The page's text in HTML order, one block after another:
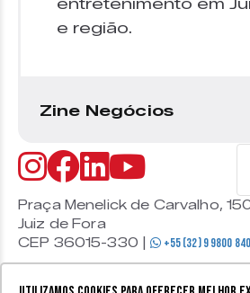
entretenimento em
e região.
Zine Negócios
Praça Menelick de Carvalho,
Juiz de Fora
CEP 36015-330 |
+55 (32) 9 9800